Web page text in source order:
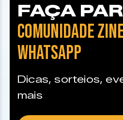
FAÇA
COMUNIDADE
WHATSAPP
Dicas, sorteios,
mais